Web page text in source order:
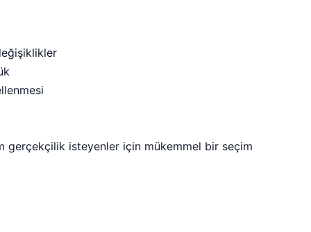
gerçekçilik isteyenler için mükemmel bir seçim